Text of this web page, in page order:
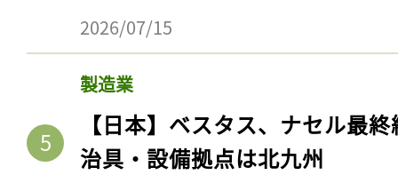
2026/07/15
製造業
【日本】ベスタス、ナセル最
治具・設備拠点は北九州